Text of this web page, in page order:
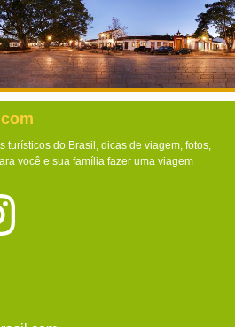
turísticos do Brasil, dicas de viagem, fotos,
você e sua família fazer uma viagem